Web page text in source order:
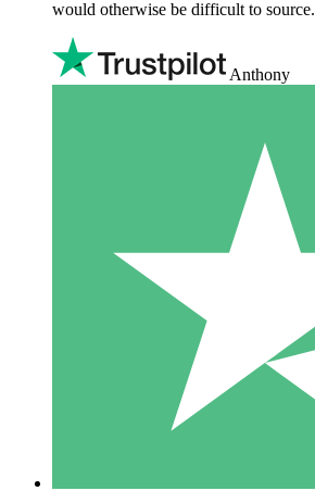
would otherwise be difficult to source.
Anthony